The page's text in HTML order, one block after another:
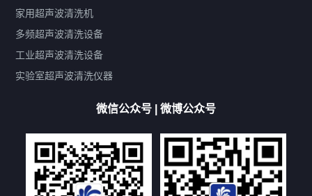
鼓泡 升降 抛动
带加热
功率可调
双波脱气
机械旋钮系列
厨具清洗机
超声波振板
高尔夫球杆清洗机
大型单槽带过滤系列
全自动/半自动系列
客户定制非标机参考
双槽三槽四槽五槽多槽系列
轮胎清洗机
多频 扫频
家用超声波清洗机
多频超声波清洗设备
工业超声波清洗设备
实验室超声波清洗仪器
微信公众号 | 微博公众号